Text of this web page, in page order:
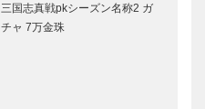
三国志真戦pkシーズン名称2 ガ
チャ 7万金珠